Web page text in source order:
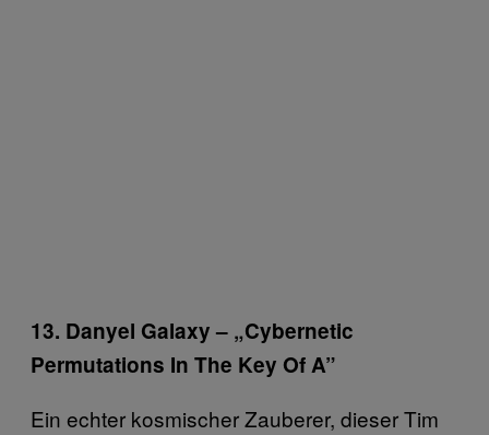
13. Danyel Galaxy – „Cybernetic
Permutations In The Key Of A”
Ein echter kosmischer Zauberer, dieser Tim